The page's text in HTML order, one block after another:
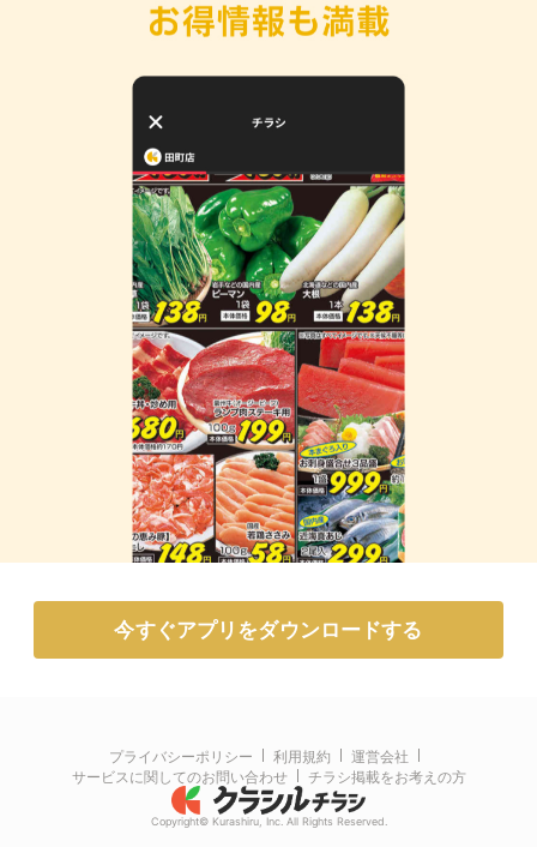
今すぐアプリをダウンロードする
プライバシーポリシー 利用規約
運営会社
サービスに関してのお問い合わせ
チラシ掲載をお考えの方
Copyright© Kurashiru, Inc. All Rights Reserved.